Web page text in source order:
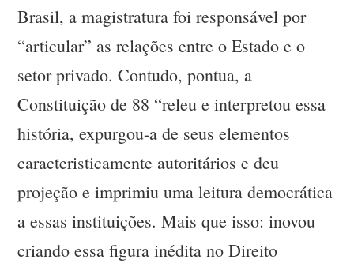
Brasil, a magistratura foi responsável por
“articular” as relações entre o Estado e o
setor privado. Contudo, pontua, a
Constituição de 88 “releu e interpretou essa
história, expurgou-a de seus elementos
caracteristicamente autoritários e deu
projeção e imprimiu uma leitura democrática
a essas instituições. Mais que isso: inovou
criando essa figura inédita no Direito